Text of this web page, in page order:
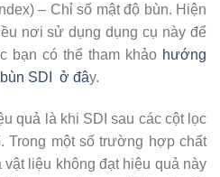
– Chỉ số mật độ bùn. Hiện
nơi sử dụng dụng cụ này để
bạn có thể tham khảo hướng
SDI ở đây.
quả là khi SDI sau các cột lọc
Trong một số trường hợp chất
liệu không đạt hiệu quả này